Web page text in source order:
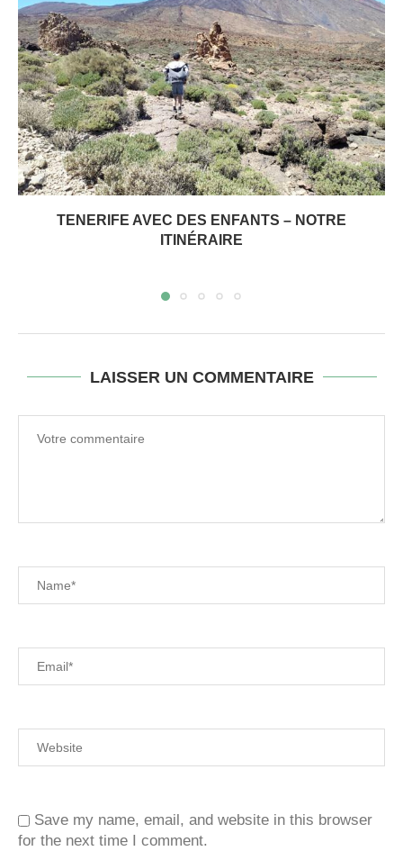
TENERIFE AVEC DES ENFANTS – NOTRE
ITINÉRAIRE
LAISSER UN COMMENTAIRE
Save my name, email, and website in this browser
for the next time I comment.